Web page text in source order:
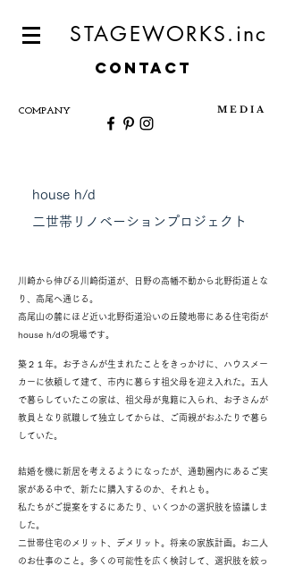
STAGEWORKS.inc
CONTACT
COMPANY M E D I A
house h/d
二世帯リノベーションプロジェクト
川崎から伸びる川崎街道が、日野の高幡不動から北野街道とな
り、高尾へ通じる。
​高尾山の麓にほど近い北野街道沿いの丘陵地帯にある住宅街が
house h/dの現場です。
築２１年。お子さんが生まれたことをきっかけに、ハウスメー
カーに依頼して建て、市内に暮らす祖父母を迎え入れた。五人
で暮らしていたこの家は、祖父母が鬼籍に入られ、お子 さんが
教員となり就職して独立してからは、ご両親がおふたりで暮ら
していた。
結婚を機に新居を考えるようになったが、通勤圏内にあるご実
家がある中で、新たに購入するのか、 それとも。
私たちがご提案をするにあたり、いくつかの選択肢を協議しま
した。
二世帯住宅のメリット、デメリット。将来の家族計画。お二人
のお仕事のこと。多くの可能性を広く検討して、選択肢を絞っ